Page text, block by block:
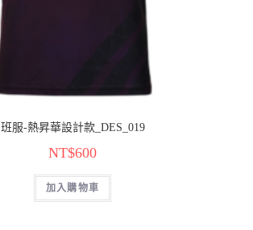
班服-熱昇華設計款_DES_019
NT$600
加入購物車